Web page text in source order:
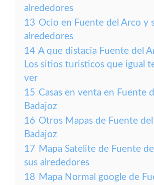
alrededores
13 Ocio en Fuente del Arco y
alrededores
14 A que distacia Fuente del
Los sitios turisticos que igual
ver
15 Casas en venta en Fuente
Badajoz
16 Otros Mapas de Fuente
Badajoz
17 Mapa Satelite de Fuente
sus alrededores
18 Mapa Normal google de